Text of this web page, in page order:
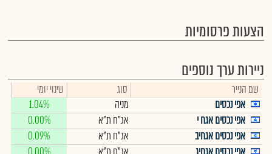
הצעות פרסומיות
ניירות ערך נוספים
שם הנייר סוג
שינוי יומי
אפי נכסים
מניה
1.04%
אפי נכסים אגח י
אג"ח ת"א
0.00%
אפי נכסים אגחיב
אג"ח ת"א
0.09%